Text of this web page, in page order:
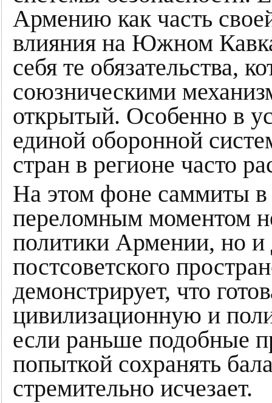
Армению как часть
влияния на Южном
себя те обязательства,
союзническими
открытый. Особенно в
единой оборонной
стран в регионе часто
На этом фоне саммиты в
переломным моментом
политики Армении, но и
постсоветского
демонстрирует, что
цивилизационную и
если раньше подобные
попыткой сохранять
стремительно исчезает.